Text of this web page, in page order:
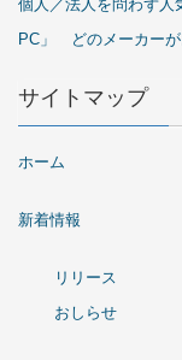
個人／法人を問わず人
PC」 どのメーカーが
サイトマップ
ホーム
新着情報
リリース
おしらせ